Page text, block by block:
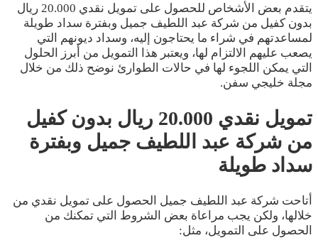
يتقدم بعض الأشخاص للحصول على تمويل نقدي 20.000 ريال
بدون كفيل من شركة عبد اللطيف جميل وبفترة سداد طويلة
لمساعدتهم في شراء ما يحتاجون إليه، وسداد ديونهم التي
يصعب عليهم الالتزام لها، ويعتبر هذا التمويل من أبرز الحلول
التي يمكن اللجوء لها في حالات الطوارئ نوضح ذلك من خلال
مجلة خليجي سفن.
تمويل نقدي 20.000 ريال بدون كفيل
من شركة عبد اللطيف جميل وبفترة
سداد طويلة
أتاحت شركة عبد اللطيف جميل الحصول على تمويل نقدي من
خلالها، ولكن يجب مراعاة بعض الشروط التي تمكنك من
الحصول على التمويل، مثل: